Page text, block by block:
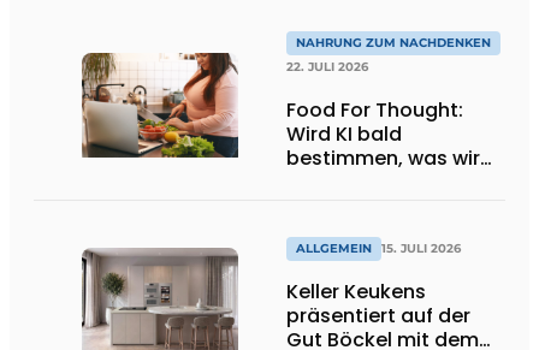
NAHRUNG ZUM NACHDENKEN
22. JULI 2026
Food For Thought:
Wird KI bald
bestimmen, was wir
dich!
ALLGEMEIN 15. JULI 2026
Keller Keukens
präsentiert auf der
Gut Böckel mit dem